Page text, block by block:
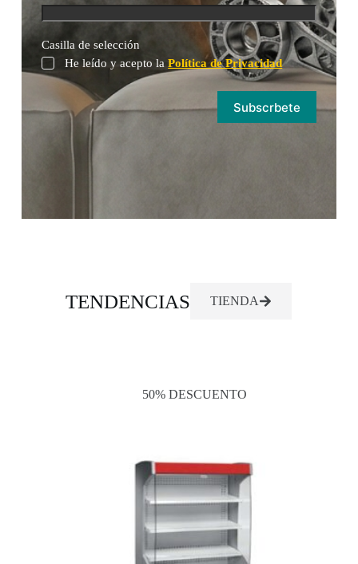
Casilla de selección
He leído y acepto laPolítica de Privacidad
Subscrbete
TENDENCIAS TIENDA
50% DESCUENTO